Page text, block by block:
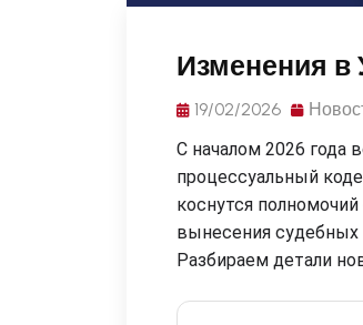
Изменения в
19/02/2026
С началом 2026 года
процессуальный
коснутся
вынесения судебных
Разбираем детали